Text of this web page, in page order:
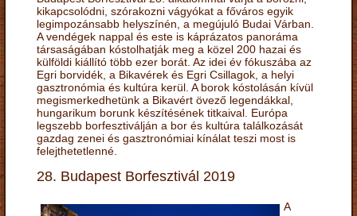
kikapcsolódni, szórakozni vágyókat a főváros egyik
legimpozánsabb helyszínén, a megújuló Budai Várban.
A vendégek nappal és este is káprázatos panoráma
társaságában kóstolhatják meg a közel 200 hazai és
külföldi kiállító több ezer borát. Az idei év fókuszába az
Egri borvidék, a Bikavérek és Egri Csillagok, a helyi
gasztronómia és kultúra kerül. A borok kóstolásán kívül
megismerkedhetünk a Bikavért övező legendákkal,
hungarikum borunk készítésének titkaival. Európa
legszebb borfesztiválján a bor és kultúra találkozását
gazdag zenei és gasztronómiai kínálat teszi most is
felejthetetlenné.
28. Budapest Borfesztivál 2019
A